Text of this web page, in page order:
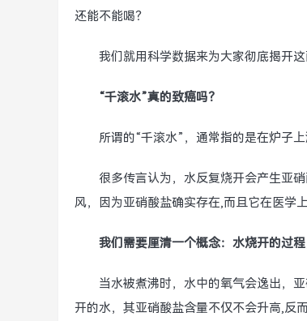
还能不能喝？
我们就用科学数据来为大家彻底揭开这
“千滚水”真的致癌吗？
所谓的“千滚水”，通常指的是在炉子
很多传言认为，水反复烧开会产生亚
风，因为亚硝酸盐确实存在,而且它在医学
我们需要厘清一个概念：水烧开的过
当水被煮沸时，水中的氧气会逸出，
开的水，其亚硝酸盐含量不仅不会升高,反